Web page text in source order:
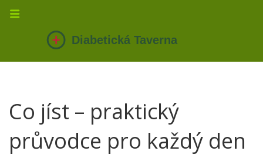
Co jíst – praktický
průvodce pro každý den